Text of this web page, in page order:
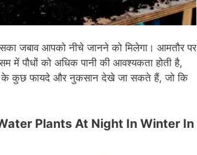
जबाव आपको नीचे जानने को मिलेगा। आमतौर पर
में पौधों को अधिक पानी की आवश्यकता होती है,
के कुछ फायदे और नुकसान देखे जा सकते हैं, जो कि
Plants At Night In Winter In